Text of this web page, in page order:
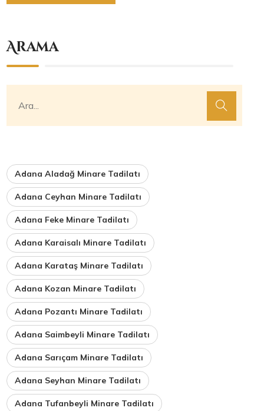
Arama
Adana Aladağ Minare Tadilatı
Adana Ceyhan Minare Tadilatı
Adana Feke Minare Tadilatı
Adana Karaisalı Minare Tadilatı
Adana Karataş Minare Tadilatı
Adana Kozan Minare Tadilatı
Adana Pozantı Minare Tadilatı
Adana Saimbeyli Minare Tadilatı
Adana Sarıçam Minare Tadilatı
Adana Seyhan Minare Tadilatı
Adana Tufanbeyli Minare Tadilatı